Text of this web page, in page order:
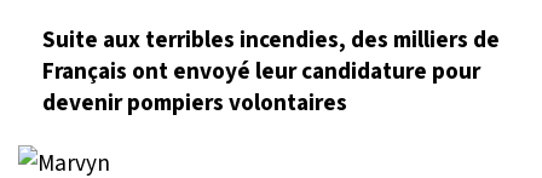
Suite aux terribles incendies, des milliers de
Français ont envoyé leur candidature pour
devenir pompiers volontaires